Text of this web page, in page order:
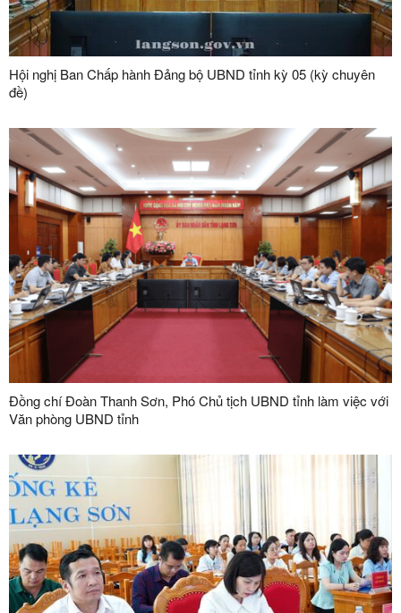
Hội nghị Ban Chấp hành Đảng bộ UBND tỉnh kỳ 05 (kỳ chuyên
đề)
Đồng chí Đoàn Thanh Sơn, Phó Chủ tịch UBND tỉnh làm việc với
Văn phòng UBND tỉnh